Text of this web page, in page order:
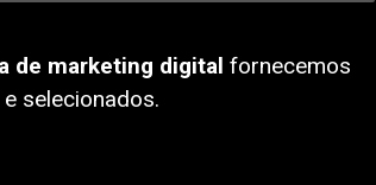
de marketing digital fornecemos
selecionados.